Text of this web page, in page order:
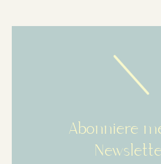
Abonniere